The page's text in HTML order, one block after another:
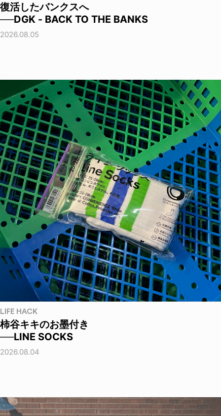
復活したバンクスへ
──DGK - BACK TO THE BANKS
2026.08.05
LIFE HACK
柿谷キキのお墨付き
──LINE SOCKS
2026.08.04